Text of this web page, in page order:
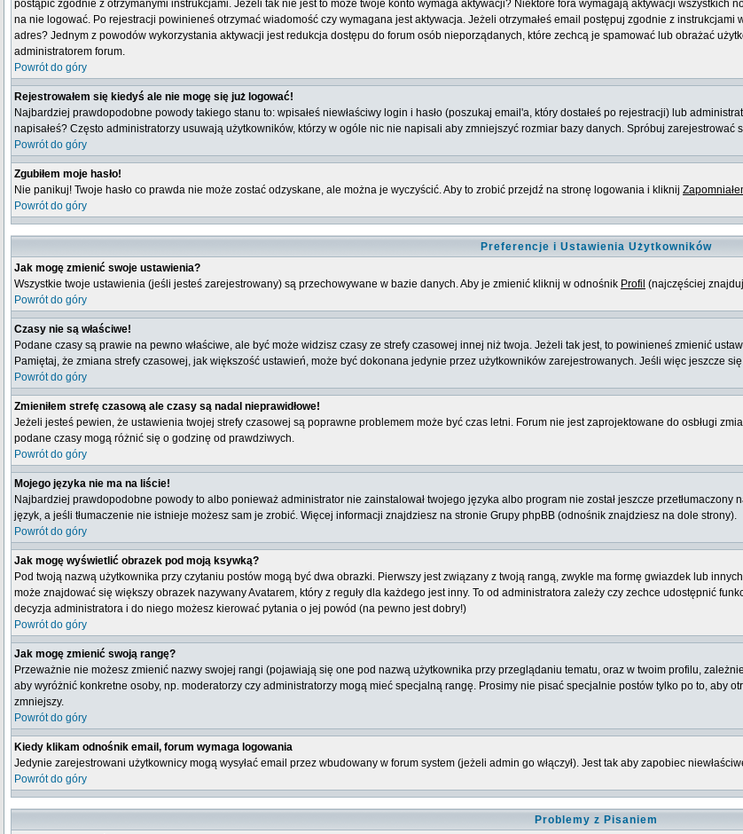
postąpić zgodnie z otrzymanymi instrukcjami. Jeżeli tak nie jest to może twoje konto wymaga aktywacji? Niektóre fora wymagają aktywacji wszystkich
na nie logować. Po rejestracji powinieneś otrzymać wiadomość czy wymagana jest aktywacja. Jeżeli otrzymałeś email postępuj zgodnie z instrukcjami
adres? Jednym z powodów wykorzystania aktywacji jest redukcja dostępu do forum osób nieporządanych, które zechcą je spamować lub obrażać
administratorem forum.
Powrót do góry
Rejestrowałem się kiedyś ale nie mogę się już logować!
Najbardziej prawdopodobne powody takiego stanu to: wpisałeś niewłaściwy login i hasło (poszukaj email'a, który dostałeś po rejestracji) lub
napisałeś? Często administratorzy usuwają użytkowników, którzy w ogóle nic nie napisali aby zmniejszyć rozmiar bazy danych. Spróbuj zarejestrować
Powrót do góry
Zgubiłem moje hasło!
Nie panikuj! Twoje hasło co prawda nie może zostać odzyskane, ale można je wyczyścić. Aby to zrobić przejdź na stronę logowania i kliknij
Powrót do góry
Preferencje i Ustawienia Użytkowników
Jak mogę zmienić swoje ustawienia?
Wszystkie twoje ustawienia (jeśli jesteś zarejestrowany) są przechowywane w bazie danych. Aby je zmienić kliknij w odnośnik Profil (najczęściej
Powrót do góry
Czasy nie są właściwe!
Podane czasy są prawie na pewno właściwe, ale być może widzisz czasy ze strefy czasowej innej niż twoja. Jeżeli tak jest, to powinieneś zmienić
Pamiętaj, że zmiana strefy czasowej, jak większość ustawień, może być dokonana jedynie przez użytkowników zarejestrowanych. Jeśli więc jeszcze
Powrót do góry
Zmieniłem strefę czasową ale czasy są nadal nieprawidłowe!
Jeżeli jesteś pewien, że ustawienia twojej strefy czasowej są poprawne problemem może być czas letni. Forum nie jest zaprojektowane do osbługi
podane czasy mogą różnić się o godzinę od prawdziwych.
Powrót do góry
Mojego języka nie ma na liście!
Najbardziej prawdopodobne powody to albo ponieważ administrator nie zainstalował twojego języka albo program nie został jeszcze
język, a jeśli tłumaczenie nie istnieje możesz sam je zrobić. Więcej informacji znajdziesz na stronie Grupy phpBB (odnośnik znajdziesz na dole strony).
Powrót do góry
Jak mogę wyświetlić obrazek pod moją ksywką?
Pod twoją nazwą użytkownika przy czytaniu postów mogą być dwa obrazki. Pierwszy jest związany z twoją rangą, zwykle ma formę gwiazdek lub
może znajdować się większy obrazek nazywany Avatarem, który z reguły dla każdego jest inny. To od administratora zależy czy zechce udostępnić
decyzja administratora i do niego możesz kierować pytania o jej powód (na pewno jest dobry!)
Powrót do góry
Jak mogę zmienić swoją rangę?
Przeważnie nie możesz zmienić nazwy swojej rangi (pojawiają się one pod nazwą użytkownika przy przeglądaniu tematu, oraz w twoim profilu,
aby wyróżnić konkretne osoby, np. moderatorzy czy administratorzy mogą mieć specjalną rangę. Prosimy nie pisać specjalnie postów tylko po to, aby
zmniejszy.
Powrót do góry
Kiedy klikam odnośnik email, forum wymaga logowania
Jedynie zarejestrowani użytkownicy mogą wysyłać email przez wbudowany w forum system (jeżeli admin go włączył). Jest tak aby zapobiec
Powrót do góry
Problemy z Pisaniem